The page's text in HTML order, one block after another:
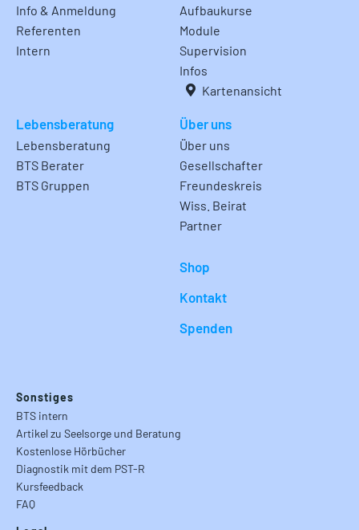
Info & Anmeldung
Referenten
Intern
Aufbaukurse
Module
Supervision
Infos
Kartenansicht
Lebensberatung
Lebensberatung
BTS Berater
BTS Gruppen
Über uns
Über uns
Gesellschafter
Freundeskreis
Wiss. Beirat
Partner
Shop
Kontakt
Spenden
Sonstiges
BTS intern
Artikel zu Seelsorge und Beratung
Kostenlose Hörbücher
Diagnostik mit dem PST-R
Kursfeedback
FAQ